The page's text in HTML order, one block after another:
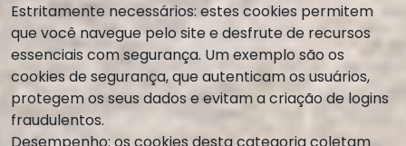
Estritamente necessários: estes cookies permitem
que você navegue pelo site e desfrute de recursos
essenciais com segurança. Um exemplo são os
cookies de segurança, que autenticam os usuários,
protegem os seus dados e evitam a criação de logins
fraudulentos.